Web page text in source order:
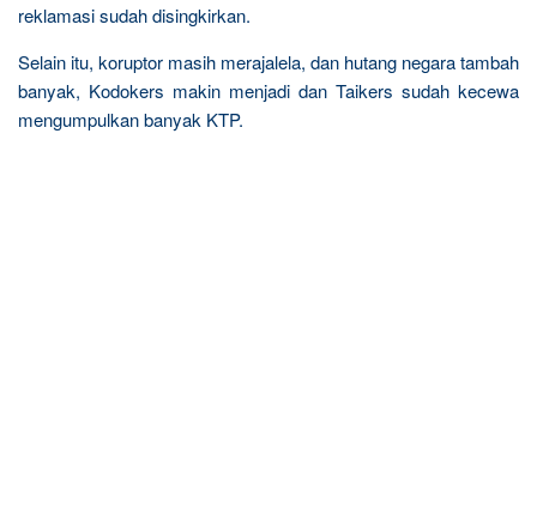
reklamasi sudah disingkirkan.
Selain itu, koruptor masih merajalela, dan hutang negara tambah
banyak, Kodokers makin menjadi dan Taikers sudah kecewa
mengumpulkan banyak KTP.